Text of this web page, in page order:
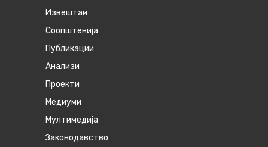
Извештаи
Соопштенија
Публикации
Анализи
Проекти
Медиуми
Мултимедија
Законодавство